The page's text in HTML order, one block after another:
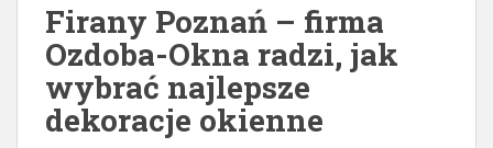
Firany Poznań – firma
Ozdoba-Okna radzi, jak
wybrać najlepsze
dekoracje okienne